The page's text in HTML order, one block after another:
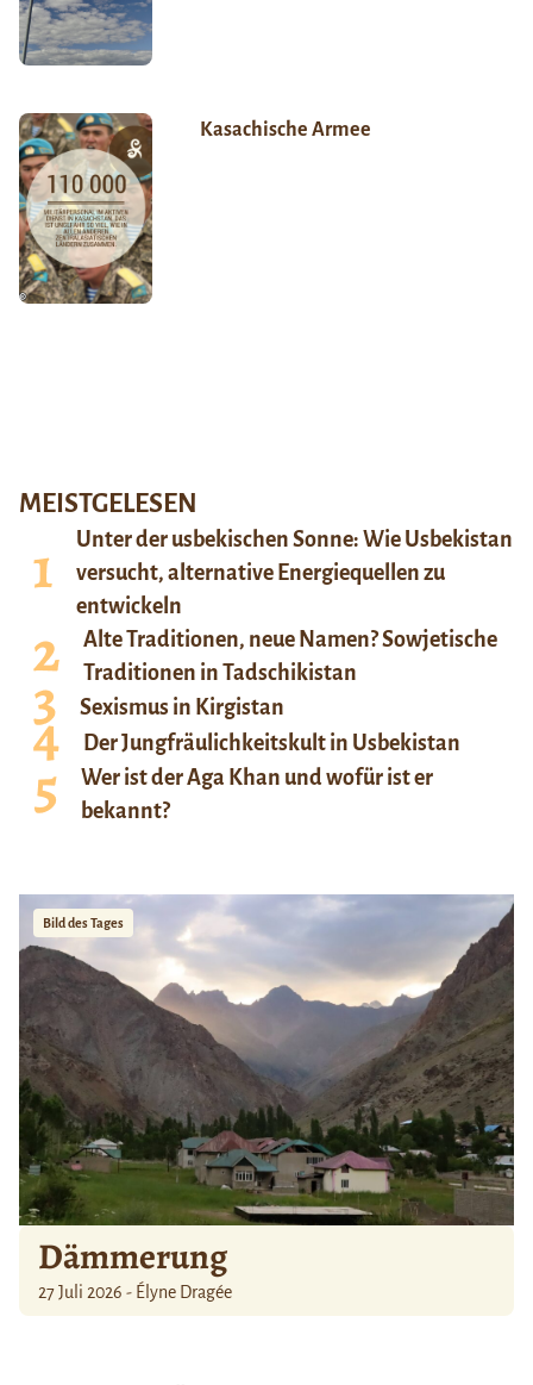
Kasachische Armee
MEISTGELESEN
Unter der usbekischen Sonne: Wie Usbekistan
versucht, alternative Energiequellen zu
entwickeln
Alte Traditionen, neue Namen? Sowjetische
Traditionen in Tadschikistan
Sexismus in Kirgistan
Der Jungfräulichkeitskult in Usbekistan
Wer ist der Aga Khan und wofür ist er
bekannt?
Bild des Tages
Dämmerung
27 Juli 2026 - Élyne Dragée